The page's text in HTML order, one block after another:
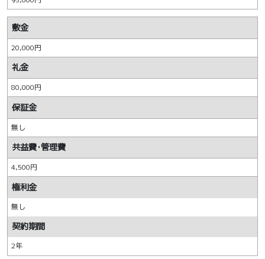
敷金
20,000円
礼金
80,000円
保証金
無し
共益費･管理費
4,500円
権利金
無し
契約期間
2年